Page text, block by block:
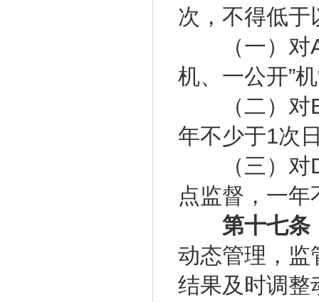
次，不得低于
（一）对A
机、一公开”
（二）对B
年不少于1次
（三）对D
点监督，一
第十七条
动态管理，监
结果及时调整